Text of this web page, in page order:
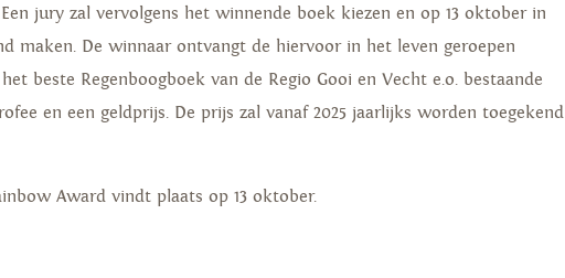
jury zal vervolgens het winnende boek kiezen en op 13 oktober in
maken. De winnaar ontvangt de hiervoor in het leven geroepen
beste Regenboogboek van de Regio Gooi en Vecht e.o. bestaande
en een geldprijs. De prijs zal vanaf 2025 jaarlijks worden toegekend
Award vindt plaats op 13 oktober.